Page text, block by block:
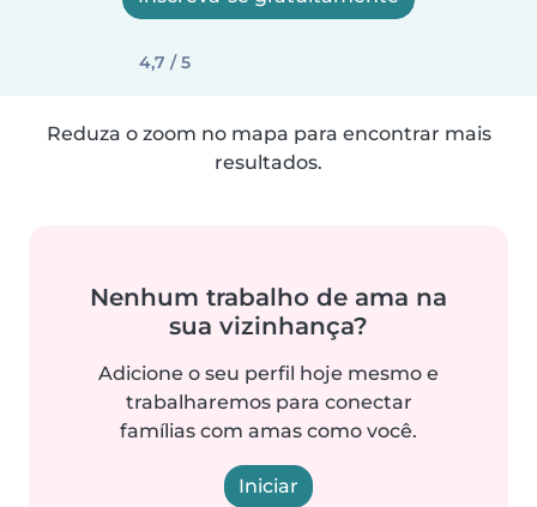
4,7 / 5
Reduza o zoom no mapa para encontrar mais
resultados.
Nenhum trabalho de ama na
sua vizinhança?
Adicione o seu perfil hoje mesmo e
trabalharemos para conectar
famílias com amas como você.
Iniciar